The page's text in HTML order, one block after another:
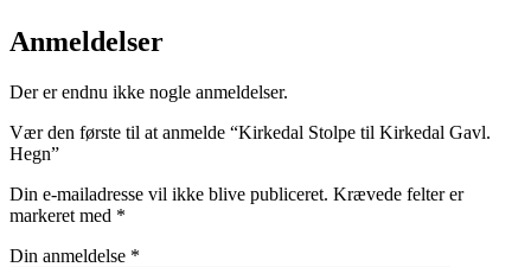
Anmeldelser
Der er endnu ikke nogle anmeldelser.
Vær den første til at anmelde “Kirkedal Stolpe til Kirkedal Gavl.
Hegn”
Din e-mailadresse vil ikke blive publiceret. Krævede felter er
markeret med *
Din anmeldelse *